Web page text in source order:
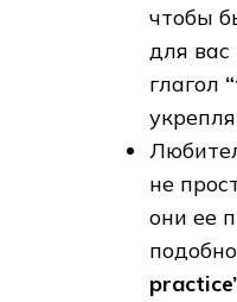
чтобы
для
глагол
не
они ее